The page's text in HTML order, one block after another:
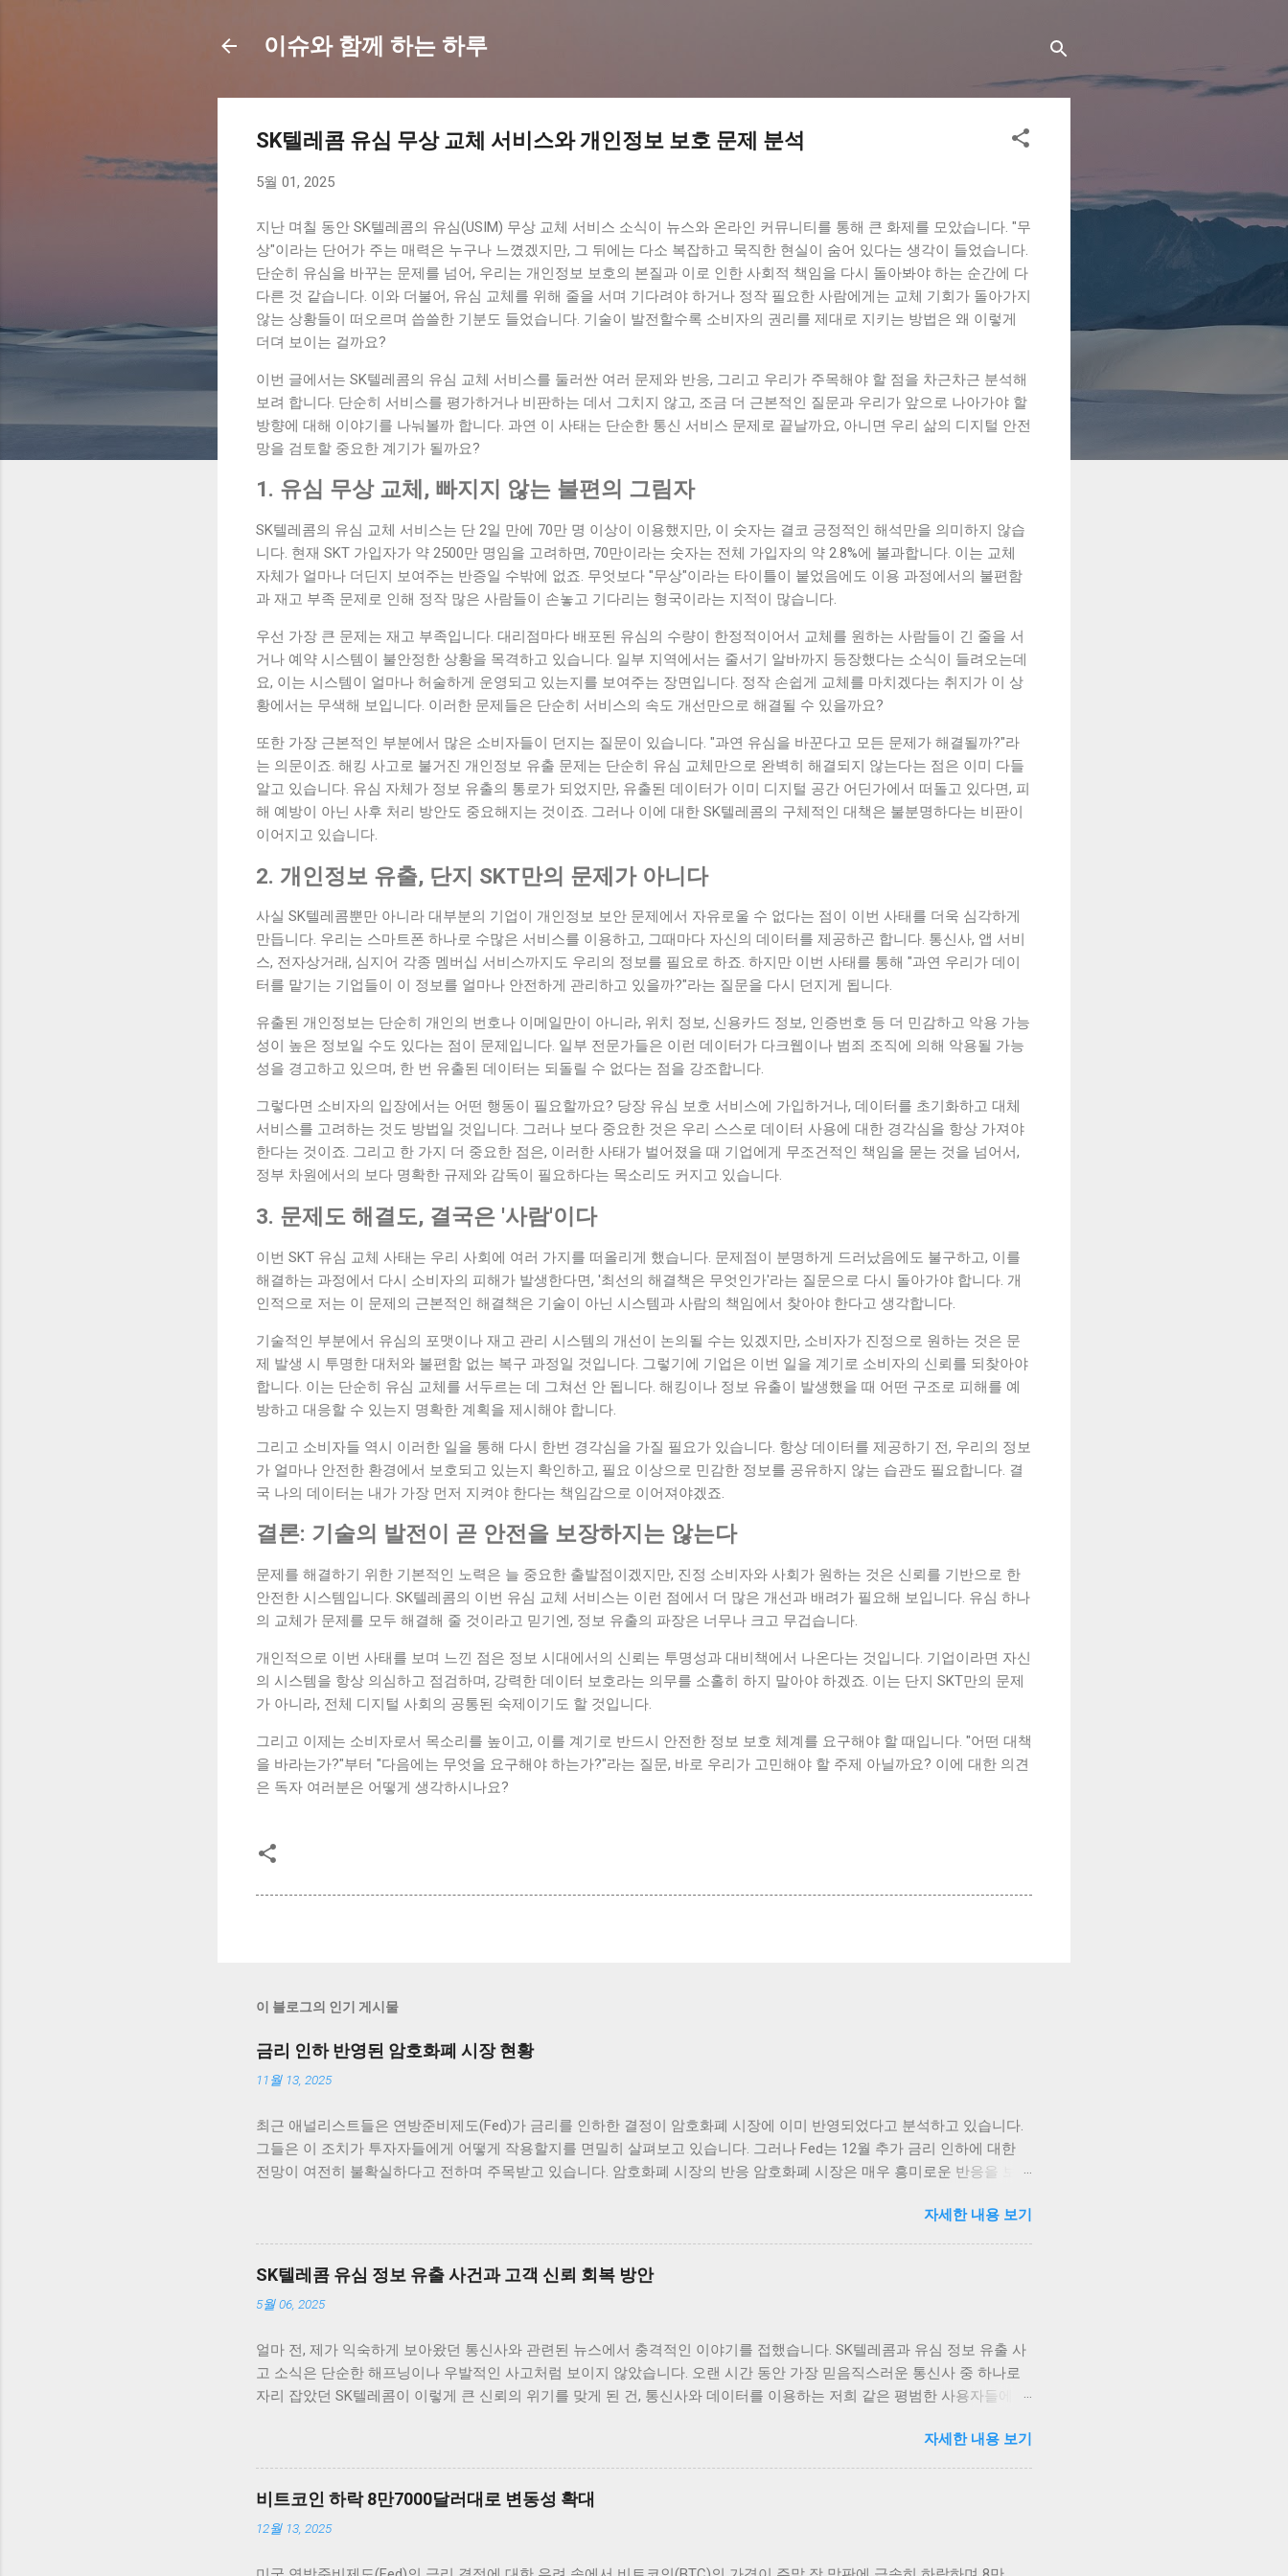
이슈와 함께 하는 하루
SK텔레콤 유심 무상 교체 서비스와 개인정보 보호 문제 분석
5월 01, 2025
지난 며칠 동안 SK텔레콤의 유심(USIM) 무상 교체 서비스 소식이 뉴스와 온라인 커뮤니티를 통해 큰 화제를 모았습니다. "무
상"이라는 단어가 주는 매력은 누구나 느꼈겠지만, 그 뒤에는 다소 복잡하고 묵직한 현실이 숨어 있다는 생각이 들었습니다.
단순히 유심을 바꾸는 문제를 넘어, 우리는 개인정보 보호의 본질과 이로 인한 사회적 책임을 다시 돌아봐야 하는 순간에 다
다른 것 같습니다. 이와 더불어, 유심 교체를 위해 줄을 서며 기다려야 하거나 정작 필요한 사람에게는 교체 기회가 돌아가지
않는 상황들이 떠오르며 씁쓸한 기분도 들었습니다. 기술이 발전할수록 소비자의 권리를 제대로 지키는 방법은 왜 이렇게
더뎌 보이는 걸까요?
이번 글에서는 SK텔레콤의 유심 교체 서비스를 둘러싼 여러 문제와 반응, 그리고 우리가 주목해야 할 점을 차근차근 분석해
보려 합니다. 단순히 서비스를 평가하거나 비판하는 데서 그치지 않고, 조금 더 근본적인 질문과 우리가 앞으로 나아가야 할
방향에 대해 이야기를 나눠볼까 합니다. 과연 이 사태는 단순한 통신 서비스 문제로 끝날까요, 아니면 우리 삶의 디지털 안전
망을 검토할 중요한 계기가 될까요?
1. 유심 무상 교체, 빠지지 않는 불편의 그림자
SK텔레콤의 유심 교체 서비스는 단 2일 만에 70만 명 이상이 이용했지만, 이 숫자는 결코 긍정적인 해석만을 의미하지 않습
니다. 현재 SKT 가입자가 약 2500만 명임을 고려하면, 70만이라는 숫자는 전체 가입자의 약 2.8%에 불과합니다. 이는 교체
자체가 얼마나 더딘지 보여주는 반증일 수밖에 없죠. 무엇보다 "무상"이라는 타이틀이 붙었음에도 이용 과정에서의 불편함
과 재고 부족 문제로 인해 정작 많은 사람들이 손놓고 기다리는 형국이라는 지적이 많습니다.
우선 가장 큰 문제는 재고 부족입니다. 대리점마다 배포된 유심의 수량이 한정적이어서 교체를 원하는 사람들이 긴 줄을 서
거나 예약 시스템이 불안정한 상황을 목격하고 있습니다. 일부 지역에서는 줄서기 알바까지 등장했다는 소식이 들려오는데
요, 이는 시스템이 얼마나 허술하게 운영되고 있는지를 보여주는 장면입니다. 정작 손쉽게 교체를 마치겠다는 취지가 이 상
황에서는 무색해 보입니다. 이러한 문제들은 단순히 서비스의 속도 개선만으로 해결될 수 있을까요?
또한 가장 근본적인 부분에서 많은 소비자들이 던지는 질문이 있습니다. "과연 유심을 바꾼다고 모든 문제가 해결될까?"라
는 의문이죠. 해킹 사고로 불거진 개인정보 유출 문제는 단순히 유심 교체만으로 완벽히 해결되지 않는다는 점은 이미 다들
알고 있습니다. 유심 자체가 정보 유출의 통로가 되었지만, 유출된 데이터가 이미 디지털 공간 어딘가에서 떠돌고 있다면, 피
해 예방이 아닌 사후 처리 방안도 중요해지는 것이죠. 그러나 이에 대한 SK텔레콤의 구체적인 대책은 불분명하다는 비판이
이어지고 있습니다.
2. 개인정보 유출, 단지 SKT만의 문제가 아니다
사실 SK텔레콤뿐만 아니라 대부분의 기업이 개인정보 보안 문제에서 자유로울 수 없다는 점이 이번 사태를 더욱 심각하게
만듭니다. 우리는 스마트폰 하나로 수많은 서비스를 이용하고, 그때마다 자신의 데이터를 제공하곤 합니다. 통신사, 앱 서비
스, 전자상거래, 심지어 각종 멤버십 서비스까지도 우리의 정보를 필요로 하죠. 하지만 이번 사태를 통해 "과연 우리가 데이
터를 맡기는 기업들이 이 정보를 얼마나 안전하게 관리하고 있을까?"라는 질문을 다시 던지게 됩니다.
유출된 개인정보는 단순히 개인의 번호나 이메일만이 아니라, 위치 정보, 신용카드 정보, 인증번호 등 더 민감하고 악용 가능
성이 높은 정보일 수도 있다는 점이 문제입니다. 일부 전문가들은 이런 데이터가 다크웹이나 범죄 조직에 의해 악용될 가능
성을 경고하고 있으며, 한 번 유출된 데이터는 되돌릴 수 없다는 점을 강조합니다.
그렇다면 소비자의 입장에서는 어떤 행동이 필요할까요? 당장 유심 보호 서비스에 가입하거나, 데이터를 초기화하고 대체
서비스를 고려하는 것도 방법일 것입니다. 그러나 보다 중요한 것은 우리 스스로 데이터 사용에 대한 경각심을 항상 가져야
한다는 것이죠. 그리고 한 가지 더 중요한 점은, 이러한 사태가 벌어졌을 때 기업에게 무조건적인 책임을 묻는 것을 넘어서,
정부 차원에서의 보다 명확한 규제와 감독이 필요하다는 목소리도 커지고 있습니다.
3. 문제도 해결도, 결국은 '사람'이다
이번 SKT 유심 교체 사태는 우리 사회에 여러 가지를 떠올리게 했습니다. 문제점이 분명하게 드러났음에도 불구하고, 이를
해결하는 과정에서 다시 소비자의 피해가 발생한다면, '최선의 해결책은 무엇인가'라는 질문으로 다시 돌아가야 합니다. 개
인적으로 저는 이 문제의 근본적인 해결책은 기술이 아닌 시스템과 사람의 책임에서 찾아야 한다고 생각합니다.
기술적인 부분에서 유심의 포맷이나 재고 관리 시스템의 개선이 논의될 수는 있겠지만, 소비자가 진정으로 원하는 것은 문
제 발생 시 투명한 대처와 불편함 없는 복구 과정일 것입니다. 그렇기에 기업은 이번 일을 계기로 소비자의 신뢰를 되찾아야
합니다. 이는 단순히 유심 교체를 서두르는 데 그쳐선 안 됩니다. 해킹이나 정보 유출이 발생했을 때 어떤 구조로 피해를 예
방하고 대응할 수 있는지 명확한 계획을 제시해야 합니다.
그리고 소비자들 역시 이러한 일을 통해 다시 한번 경각심을 가질 필요가 있습니다. 항상 데이터를 제공하기 전, 우리의 정보
가 얼마나 안전한 환경에서 보호되고 있는지 확인하고, 필요 이상으로 민감한 정보를 공유하지 않는 습관도 필요합니다. 결
국 나의 데이터는 내가 가장 먼저 지켜야 한다는 책임감으로 이어져야겠죠.
결론: 기술의 발전이 곧 안전을 보장하지는 않는다
문제를 해결하기 위한 기본적인 노력은 늘 중요한 출발점이겠지만, 진정 소비자와 사회가 원하는 것은 신뢰를 기반으로 한
안전한 시스템입니다. SK텔레콤의 이번 유심 교체 서비스는 이런 점에서 더 많은 개선과 배려가 필요해 보입니다. 유심 하나
의 교체가 문제를 모두 해결해 줄 것이라고 믿기엔, 정보 유출의 파장은 너무나 크고 무겁습니다.
개인적으로 이번 사태를 보며 느낀 점은 정보 시대에서의 신뢰는 투명성과 대비책에서 나온다는 것입니다. 기업이라면 자신
의 시스템을 항상 의심하고 점검하며, 강력한 데이터 보호라는 의무를 소홀히 하지 말아야 하겠죠. 이는 단지 SKT만의 문제
가 아니라, 전체 디지털 사회의 공통된 숙제이기도 할 것입니다.
그리고 이제는 소비자로서 목소리를 높이고, 이를 계기로 반드시 안전한 정보 보호 체계를 요구해야 할 때입니다. "어떤 대책
을 바라는가?"부터 "다음에는 무엇을 요구해야 하는가?"라는 질문, 바로 우리가 고민해야 할 주제 아닐까요? 이에 대한 의견
은 독자 여러분은 어떻게 생각하시나요?
이 블로그의 인기 게시물
금리 인하 반영된 암호화폐 시장 현황
11월 13, 2025
최근 애널리스트들은 연방준비제도(Fed)가 금리를 인하한 결정이 암호화폐 시장에 이미 반영되었다고 분석하고 있습니다.
그들은 이 조치가 투자자들에게 어떻게 작용할지를 면밀히 살펴보고 있습니다. 그러나 Fed는 12월 추가 금리 인하에 대한
전망이 여전히 불확실하다고 전하며 주목받고 있습니다. 암호화폐 시장의 반응 암호화폐 시장은 매우 흥미로운 반응을 보이
했습니다. 이러한 상승세는 애널리스트들에 의하면 이미 시장에 반영이 되어 있었던 것으로 해석되고 있습니다. 가장 먼저
비트코인을 살펴보면, 단기적인 가격 변동 범위 내에서 긍정적인 움직임을 보여 주고 있습니다. 금리 인하 발표가 나자, 비트
코인은 약 5% 이상 상승하면서 투자자들에게 희망적인 신호를 전달했습니다. 이처럼 주요 암호화폐들이 시장의 심리에 따
라 빠르게 반응하는 것은 상당히 흥미로운 일이며, 앞으로의 동향에 대한 논의가 필요합니다. 그 외에도 이더리움, 리플 등
다른 암호화폐들도 비슷한 패턴을 보이고 있습니다. 이러한 상황에서 암호화폐 투자자들은 앞으로 금리가 어떻게 변화할지
히 존재하기 때문입니다. 시장 트렌드 분석 현재 암호화폐 시장에서는 금리 인하 이후 매수세가 강하게 일어나고 있는 가운
데, 여러 요소가 시장의 향방을 결정짓고 있습니다. 특히, 낮은 금리 환경은 기관 투자자들이 암호화폐에 대한 관심을 더욱
높이는 계기로 작용하고 있습니다. 금리가 낮아지면 자산의 상대적인 매력도도 증가하게 되므로, 주식시장이나 다른 투자
자세한 내용 보기
SK텔레콤 유심 정보 유출 사건과 고객 신뢰 회복 방안
5월 06, 2025
얼마 전, 제가 익숙하게 보아왔던 통신사와 관련된 뉴스에서 충격적인 이야기를 접했습니다. SK텔레콤과 유심 정보 유출 사
고 소식은 단순한 해프닝이나 우발적인 사고처럼 보이지 않았습니다. 오랜 시간 동안 가장 믿음직스러운 통신사 중 하나로
자리 잡았던 SK텔레콤이 이렇게 큰 신뢰의 위기를 맞게 된 건, 통신사와 데이터를 이용하는 저희 같은 평범한 사용자들에게
동안 떠나지 않았습니다. 이 결정은 그 자체로도 놀라웠지만, 더 나아가 이번 사태가 우리 사회와 기술, 그리고 고객 신뢰와
어떤 방향으로 얽혀 있는지 생각해보게 되는 계기가 되었습니다. 사실 해킹과 보안 누출은 더 이상 우리에게 생소한 이슈가
아닙니다. 그런데도 이번 사건은 평범함을 넘어섰습니다. 왜냐하면 해킹의 결과가 단순히 기술적인 손실에 그치지 않고, 그
피해가 고객의 개인정보와 연결되었던 것이니까요. 이런 상황에서 저는 단순히 "안타깝다" 같은 감정을 넘어서, 이러한 문제
를 조금 더 근본적으로 들여다보고 싶었습니다. 소비자의 신뢰와 관계된 문제라면, 단순히 기술적 해결책만이 답은 아닐 테
자세한 내용 보기
비트코인 하락 8만7000달러대로 변동성 확대
12월 13, 2025